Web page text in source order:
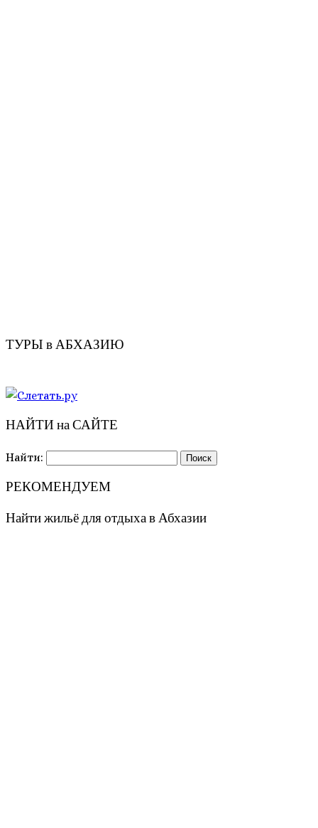
ТУРЫ в АБХАЗИЮ
НАЙТИ на САЙТЕ
Найти:
РЕКОМЕНДУЕМ
Найти жильё для отдыха в Абхазии